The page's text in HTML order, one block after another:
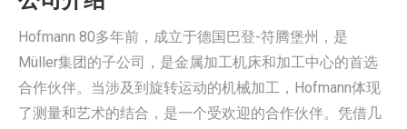
Hofmann 80多年前，成立于德国巴登-符腾堡州，是
Müller集团的子公司，是金属加工机床和加工中心的首选
合作伙伴。当涉及到旋转运动的机械加工，Hofmann体现
了测量和艺术的结合，是一个受欢迎的合作伙伴。凭借几